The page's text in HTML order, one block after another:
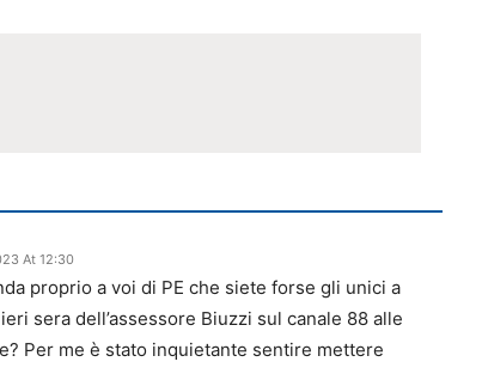
At 12:30
proprio a voi di PE che siete forse gli unici a
sera dell’assessore Biuzzi sul canale 88 alle
Per me è stato inquietante sentire mettere